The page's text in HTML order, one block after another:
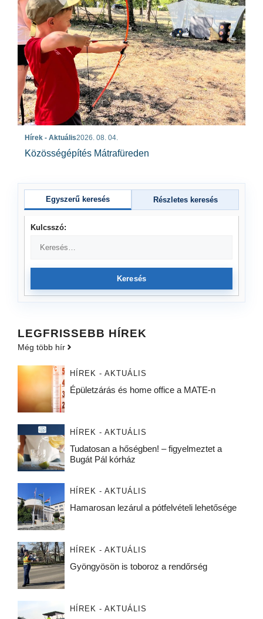
Hírek - Aktuális2026. 08. 04.
Közösségépítés Mátrafüreden
Egyszerű keresés Részletes keresés
Kulcsszó:
Keresés
LEGFRISSEBB HÍREK
Még több hír
HÍREK - AKTUÁLIS
Épületzárás és home office a MATE-n
HÍREK - AKTUÁLIS
Tudatosan a hőségben! – figyelmeztet a
Bugát Pál kórház
HÍREK - AKTUÁLIS
Hamarosan lezárul a pótfelvételi lehetősége
HÍREK - AKTUÁLIS
Gyöngyösön is toboroz a rendőrség
HÍREK - AKTUÁLIS